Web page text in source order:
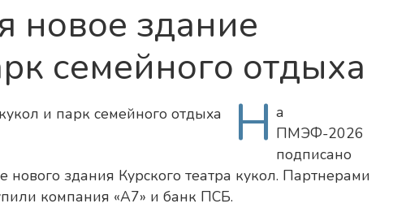
новое здание
семейного отдыха
Н а
ПМЭФ-2026
подписано
нового здания Курского театра кукол. Партнерами
компания «А7» и банк ПСБ.